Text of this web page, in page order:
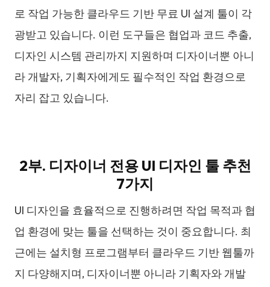
로 작업 가능한 클라우드 기반 무료 UI 설계 툴이 각
광받고 있습니다. 이런 도구들은 협업과 코드 추출,
디자인 시스템 관리까지 지원하며 디자이너뿐 아니
라 개발자, 기획자에게도 필수적인 작업 환경으로
자리 잡고 있습니다.
2부. 디자이너 전용 UI 디자인 툴 추천
7가지
UI 디자인을 효율적으로 진행하려면 작업 목적과 협
업 환경에 맞는 툴을 선택하는 것이 중요합니다. 최
근에는 설치형 프로그램부터 클라우드 기반 웹툴까
지 다양해지며, 디자이너뿐 아니라 기획자와 개발